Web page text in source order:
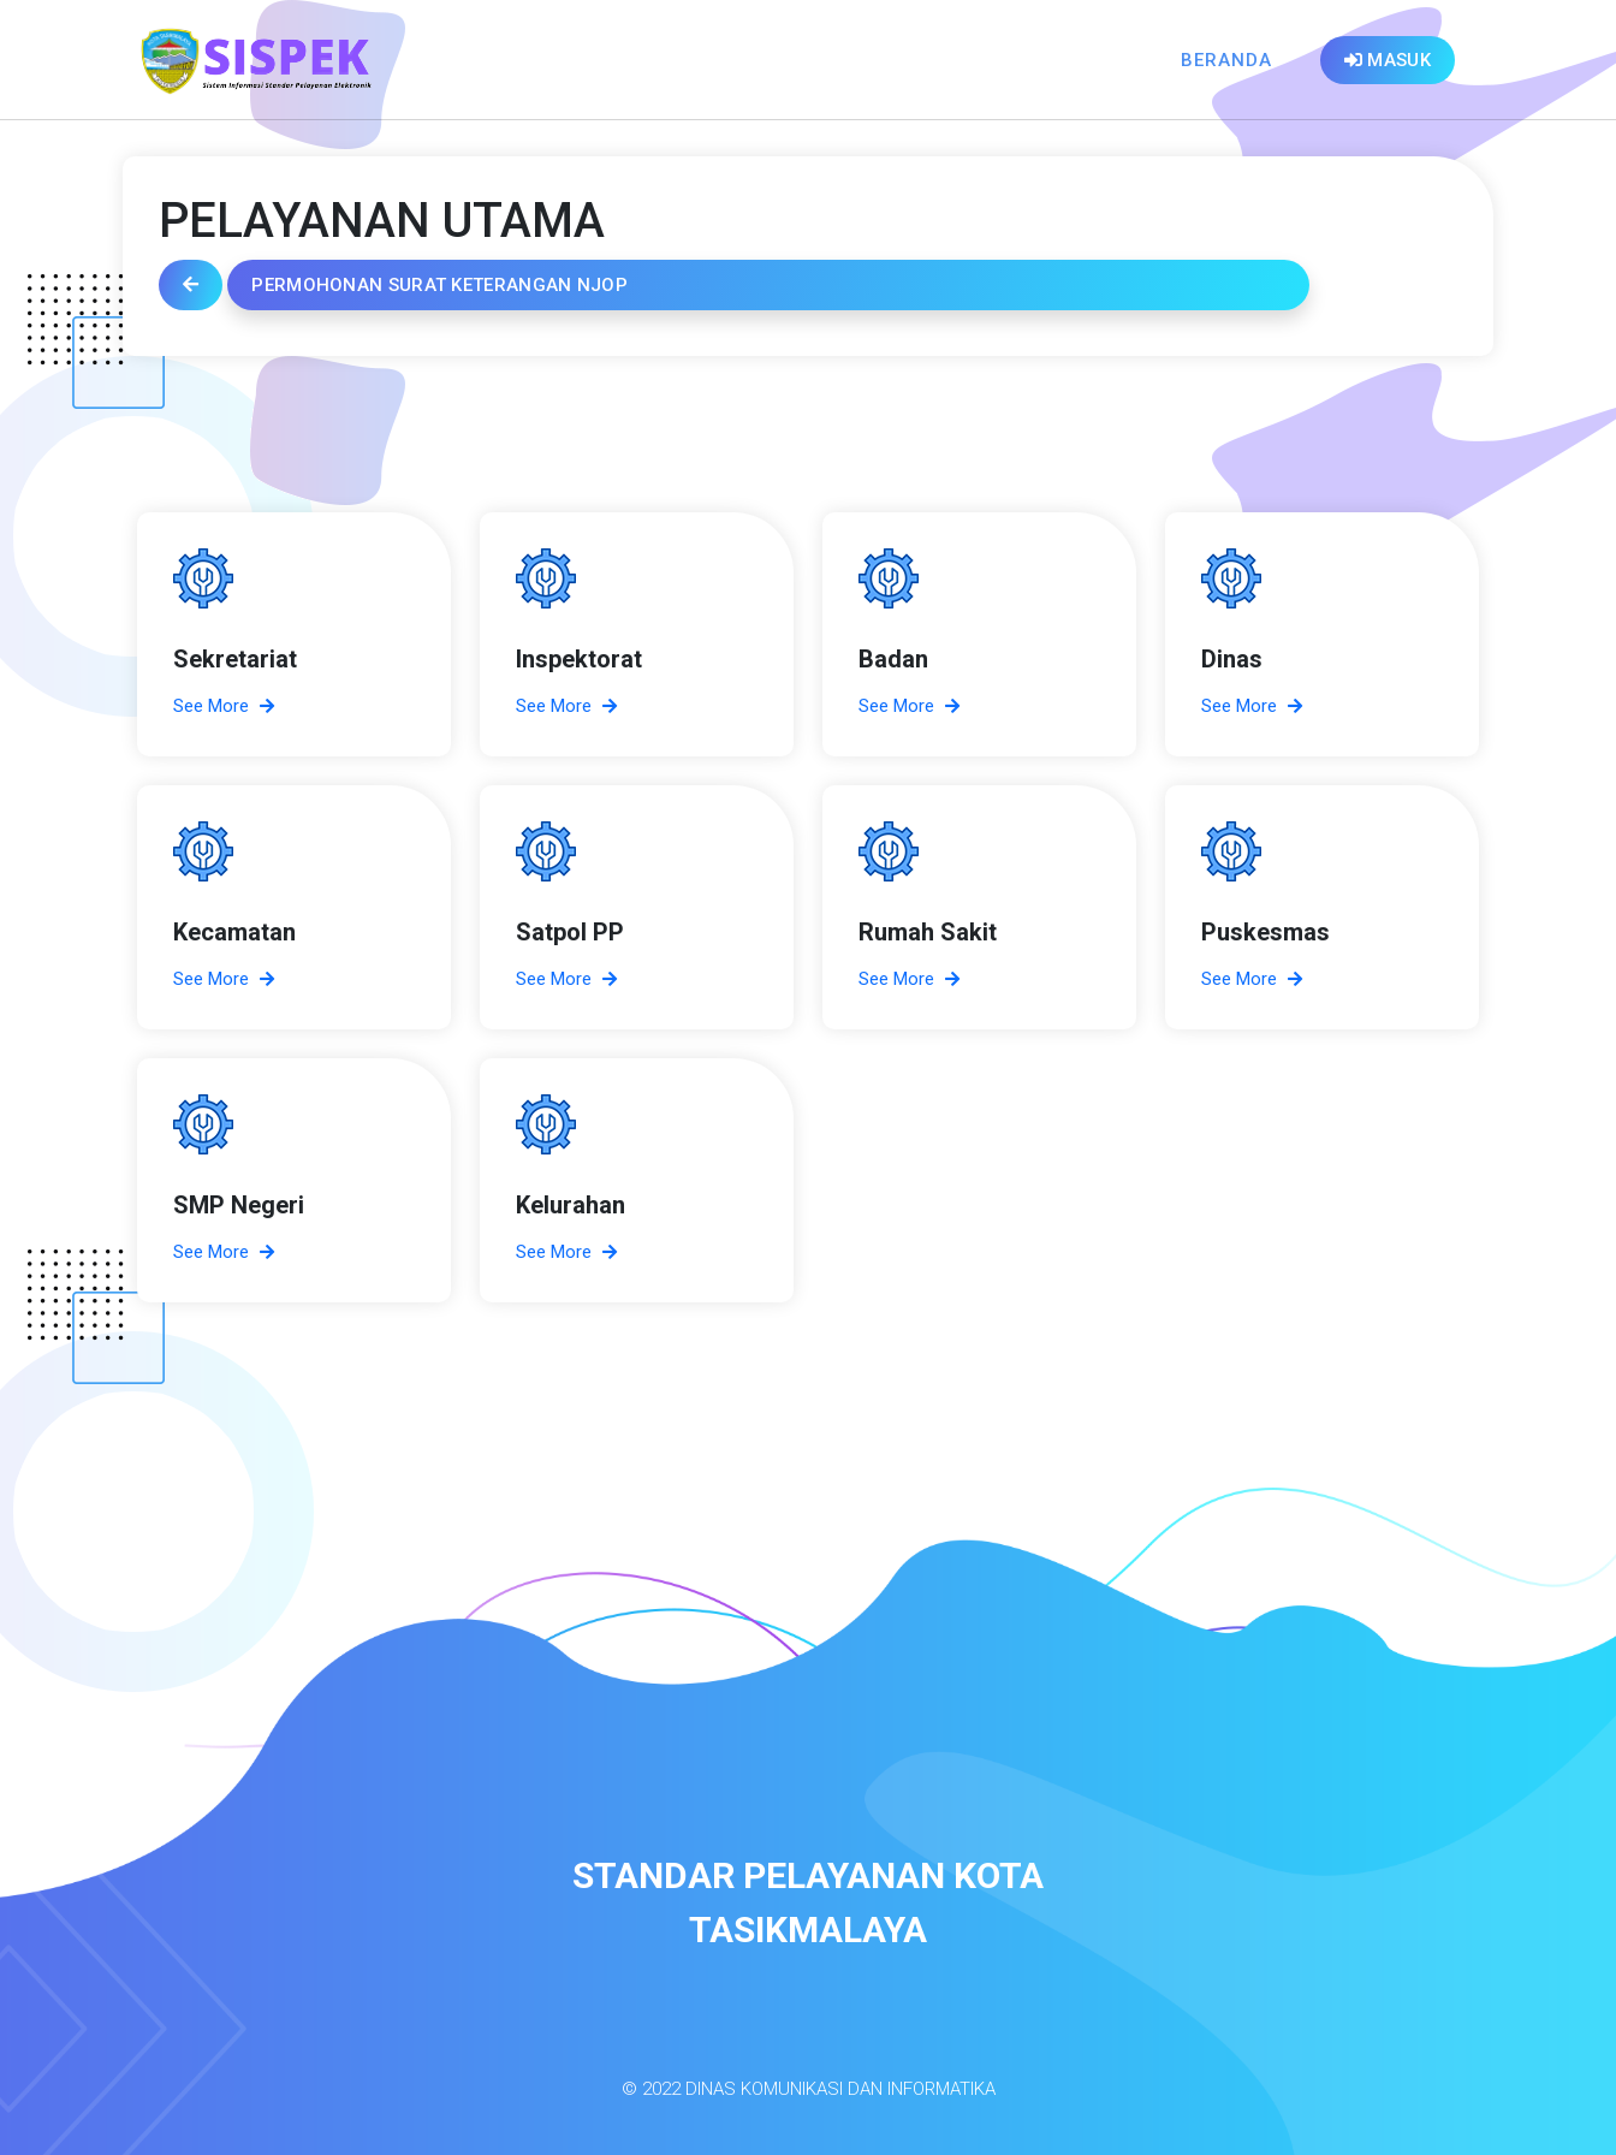
BERANDA MASUK
PELAYANAN UTAMA
PERMOHONAN SURAT KETERANGAN NJOP
Sekretariat
See More
Inspektorat
See More
Badan
See More
Dinas
See More
Kecamatan
See More
Satpol PP
See More
Rumah Sakit
See More
Puskesmas
See More
SMP Negeri
See More
Kelurahan
See More
STANDAR PELAYANAN KOTA
TASIKMALAYA
© 2022 DINAS KOMUNIKASI DAN INFORMATIKA